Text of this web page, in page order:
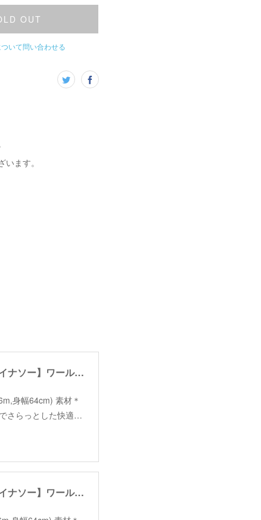
OUT
いて問い合わせる
ます。
【tiny dinosaur】world behind frame Tshirt /【タイニーダイナソー】ワールドビハインドフレームTシャツ
身幅64cm) 素材＊
さらっとした快適…
【tiny dinosaur】world behind frame Tshirt /【タイニーダイナソー】ワールドビハインドフレームTシャツ